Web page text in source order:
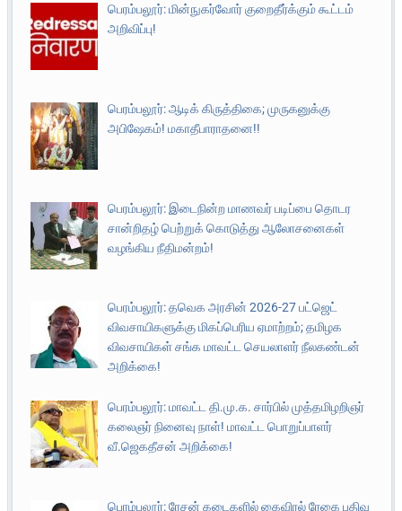
பெரம்பலூர்: மின்நுகர்வோர் குறைதீர்க்கும் கூட்டம்
அறிவிப்பு!
பெரம்பலூர்: ஆடிக் கிருத்திகை; முருகனுக்கு
அபிஷேகம்! மகாதீபாராதனை!!
பெரம்பலூர்: இடைநின்ற மாணவர் படிப்பை தொடர
சான்றிதழ் பெற்றுக் கொடுத்து ஆலோசனைகள்
வழங்கிய நீதிமன்றம்!
பெரம்பலூர்: தவெக அரசின் 2026-27 பட்ஜெட்
விவசாயிகளுக்கு மிகப்பெரிய ஏமாற்றம்; தமிழக
விவசாயிகள் சங்க மாவட்ட செயலாளர் நீலகண்டன்
அறிக்கை!
பெரம்பலூர்: மாவட்ட தி.மு.க. சார்பில் முத்தமிழறிஞர்
கலைஞர் நினைவு நாள்! மாவட்ட பொறுப்பாளர்
வீ.ஜெகதீசன் அறிக்கை!
பெரம்பலூர்: ரேசன் கடைகளில் கைவிரல் ரேகை பதிவு